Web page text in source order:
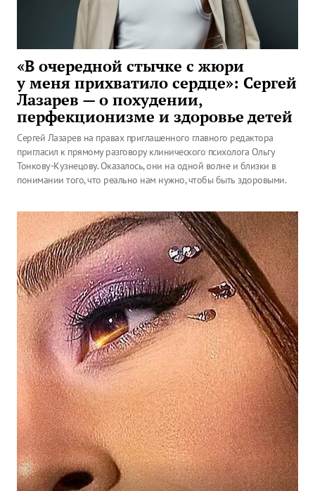
«В очередной стычке с жюри
у меня прихватило сердце»: Сергей
Лазарев — о похудении,
перфекционизме и здоровье детей
Сергей Лазарев на правах приглашенного главного редактора
пригласил к прямому разговору клинического психолога Ольгу
Тонкову-Кузнецову. Оказалось, они на одной волне и близки в
понимании того, что реально нам нужно, чтобы быть здоровыми.